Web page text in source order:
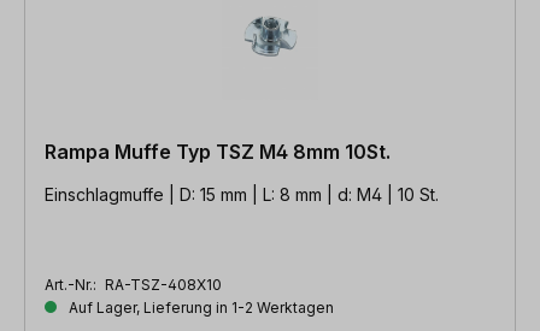
Rampa Muffe Typ TSZ M4 8mm 10St.
Einschlagmuffe | D: 15 mm | L: 8 mm | d: M4 | 10 St.
Art.-Nr.: RA-TSZ-408X10
Auf Lager, Lieferung in 1-2 Werktagen